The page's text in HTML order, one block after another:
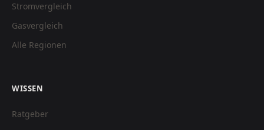
Stromvergleich
Gasvergleich
Alle Regionen
WISSEN
Ratgeber